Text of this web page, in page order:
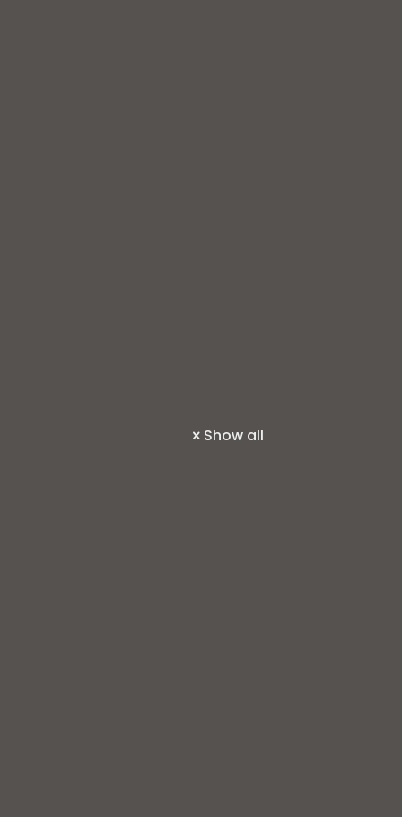
Show all